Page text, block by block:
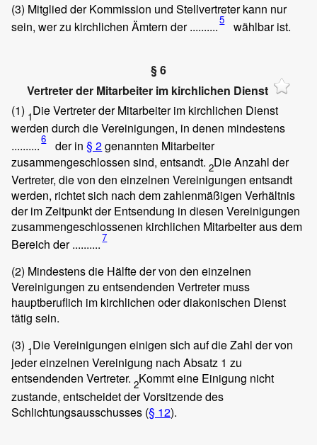
(3) Mitglied der Kommission und Stellvertreter kann nur
sein, wer zu kirchlichen Ämtern der ..........5 wählbar ist.
§ 6
Vertreter der Mitarbeiter im kirchlichen Dienst
(1) 1Die Vertreter der Mitarbeiter im kirchlichen Dienst
werden durch die Vereinigungen, in denen mindestens
..........6 der in§ 2genannten Mitarbeiter
zusammengeschlossen sind, entsandt. 2Die Anzahl der
Vertreter, die von den einzelnen Vereinigungen entsandt
werden, richtet sich nach dem zahlenmäßigen Verhältnis
der im Zeitpunkt der Entsendung in diesen Vereinigungen
zusammengeschlossenen kirchlichen Mitarbeiter aus dem
Bereich der ..........7
(2) Mindestens die Hälfte der von den einzelnen
Vereinigungen zu entsendenden Vertreter muss
hauptberuflich im kirchlichen oder diakonischen Dienst
tätig sein.
(3) 1Die Vereinigungen einigen sich auf die Zahl der von
jeder einzelnen Vereinigung nach Absatz 1 zu
entsendenden Vertreter. 2Kommt eine Einigung nicht
zustande, entscheidet der Vorsitzende des
Schlichtungsausschusses (§ 12).